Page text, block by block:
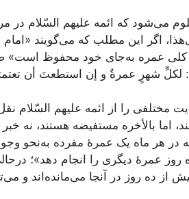
می‌شود که ائمه علیهم السّلام در
اگر این مطلب که می‌گویند
عمره به‌‌جای خود محفوظ است»
لکلِّ شهرٍ عمرةٌ و إن ‌استطعتَ أن ‌تعتمرَ
مختلفی را از ائمه علیهم السّلام
اما بالأخره مستفیضه هستند، نه
در هر ماه یک عمرۀ مفرده به‌نحو
روز عمرۀ دیگری را انجام دهد»؛
از ده روز در آنجا می‌مانده‌اند و